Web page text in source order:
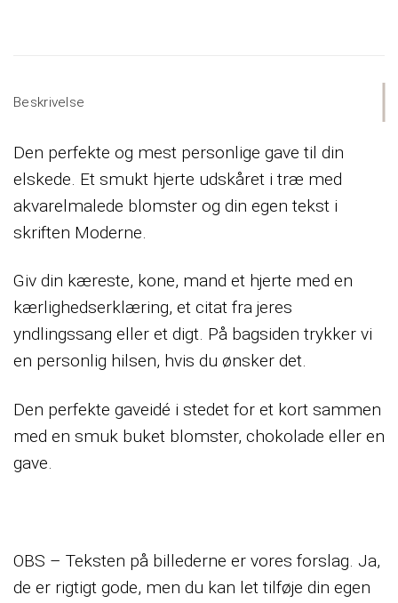
Beskrivelse
Den perfekte og mest personlige gave til din
elskede. Et smukt hjerte udskåret i træ med
akvarelmalede blomster og din egen tekst i
skriften Moderne.
Giv din kæreste, kone, mand et hjerte med en
kærlighedserklæring, et citat fra jeres
yndlingssang eller et digt. På bagsiden trykker vi
en personlig hilsen, hvis du ønsker det.
Den perfekte gaveidé i stedet for et kort sammen
med en smuk buket blomster, chokolade eller en
gave.
OBS – Teksten på billederne er vores forslag. Ja,
de er rigtigt gode, men du kan let tilføje din egen